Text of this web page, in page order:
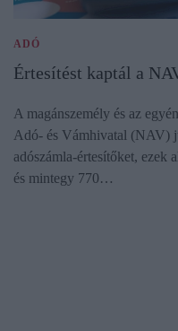
ADÓ
Értesítést kaptál a
A magánszemély és az
Adó- és Vámhivatal (NAV)
adószámla-értesítőket, ezek
és mintegy 770…